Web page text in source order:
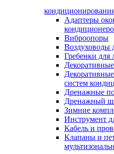
Адаптеры
Виброопоры
Воздуховоды
Гребенки для
систем
Дренажные
Дренажный
Зимние
Инструмент
Кабель и
Клапаны и